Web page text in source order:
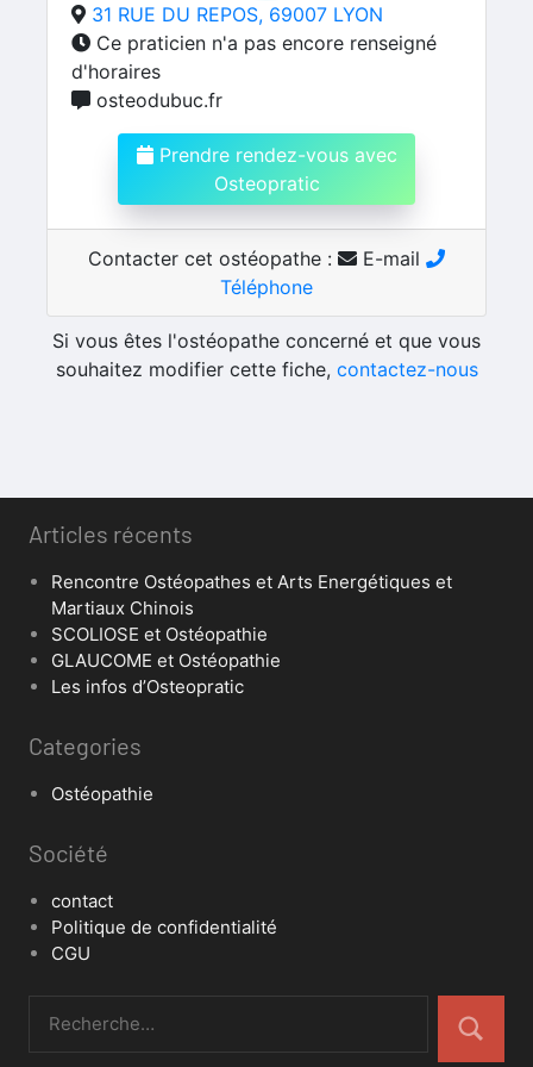
31 RUE DU REPOS, 69007 LYON
Ce praticien n'a pas encore renseigné
d'horaires
osteodubuc.fr
Prendre rendez-vous avec
Osteopratic
Contacter cet ostéopathe :
E-mail
Téléphone
Si vous êtes l'ostéopathe concerné et que vous
souhaitez modifier cette fiche, contactez-nous
Articles récents
Rencontre Ostéopathes et Arts Energétiques et
Martiaux Chinois
SCOLIOSE et Ostéopathie
GLAUCOME et Ostéopathie
Les infos d’Osteopratic
Categories
Ostéopathie
Société
contact
Politique de confidentialité
CGU